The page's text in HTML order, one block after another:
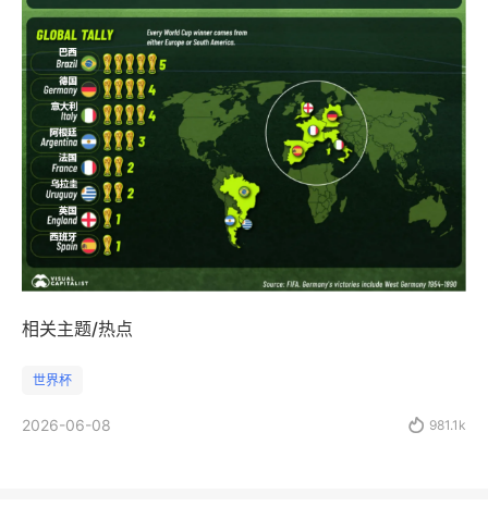
相关主题/热点
世界杯
2026-06-08  981.1k